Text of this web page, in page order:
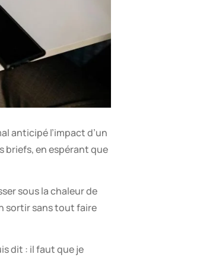
anticipé l’impact d’un
briefs, en espérant que
sous la chaleur de
sortir sans tout faire
dit : il faut que je